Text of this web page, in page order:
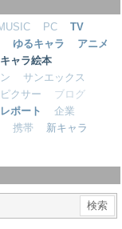
PC
TV
ゆるキャラ
アニメ
キャラ絵本
サンエックス
ピクサー
ブログ
レポート
企業
携帯
新キャラ